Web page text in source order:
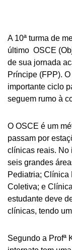
A 10ª turma de
último OSCE
de sua jornada
Príncipe (FPP).
importante ciclo
seguem rumo à
O OSCE é um
passam por
clínicas reais. No
seis grandes
Pediatria; Clínica
Coletiva; e
estudante deve
clínicas, tendo
Segundo a Profª